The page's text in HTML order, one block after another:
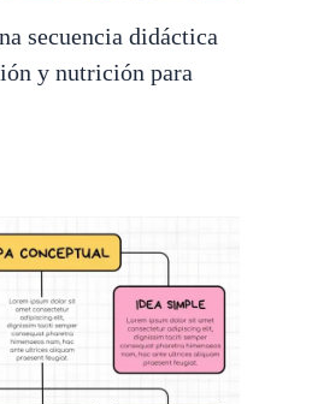
secuencia didáctica
y nutrición para